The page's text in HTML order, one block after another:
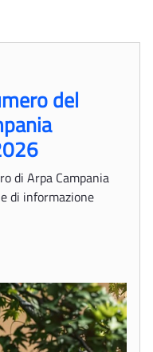
del
di Arpa Campania
di informazione